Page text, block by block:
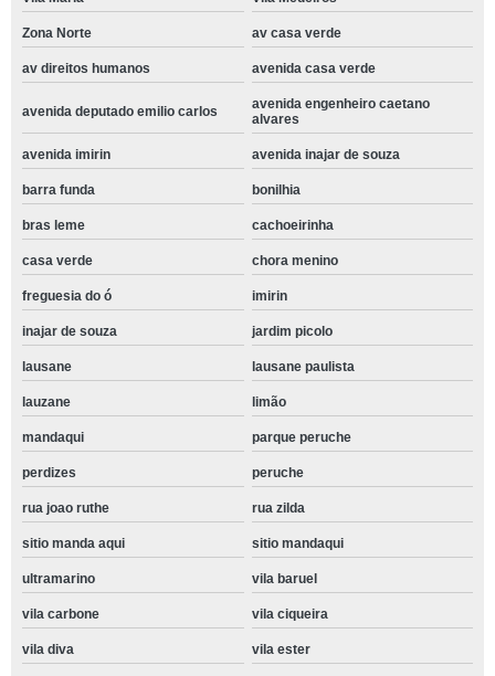
Zona Norte av casa verde
av direitos humanos avenida casa verde
avenida deputado emilio carlos
avenida engenheiro caetano
alvares
avenida imirin avenida inajar de souza
barra funda bonilhia
bras leme cachoeirinha
casa verde chora menino
freguesia do ó imirin
inajar de souza jardim picolo
lausane lausane paulista
lauzane limão
mandaqui parque peruche
perdizes peruche
rua joao ruthe rua zilda
sitio manda aqui sitio mandaqui
ultramarino vila baruel
vila carbone vila ciqueira
vila diva vila ester